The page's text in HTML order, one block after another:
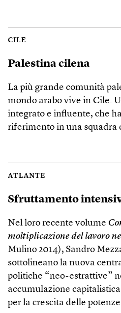
CILE
Palestina cilena
La più grande comunità
mondo arabo vive in Cile.
integrato e influente, che
riferimento in una squadra
ATLANTE
Sfruttamento
Nel loro recente volume
moltiplicazione del lavoro
Mulino 2014), Sandro
sottolineano la nuova
politiche “neo-estrattive”
accumulazione
per la crescita delle